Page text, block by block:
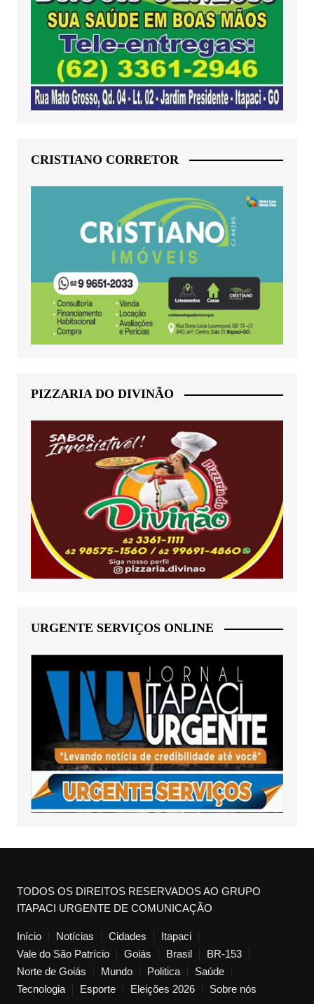
CRISTIANO CORRETOR
PIZZARIA DO DIVINÃO
URGENTE SERVIÇOS ONLINE
TODOS OS DIREITOS RESERVADOS AO GRUPO
ITAPACI URGENTE DE COMUNICAÇÃO
Início Notícias Cidades
Itapaci
Vale do São Patrício
Goiás Brasil
BR-153
Norte de Goiás
Mundo Politica
Saúde
Tecnologia
Esporte Eleições 2026 Sobre nós